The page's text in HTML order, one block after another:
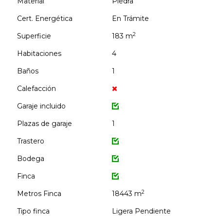
Cert. Energética
En Trámite
Superficie
183 m2
Habitaciones
4
Baños
1
Calefacción
Garaje incluido
Plazas de garaje
1
Trastero
Bodega
Finca
Metros Finca
18443 m2
Tipo finca
Ligera Pendiente